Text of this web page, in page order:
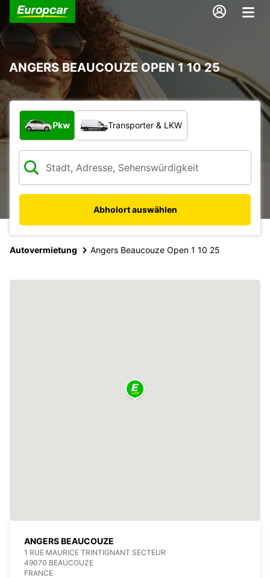
ANGERS BEAUCOUZE OPEN 1 10 25
Welche Art von Fahrzeug?
Pkw Transporter & LKW
Abholort auswählen
Autovermietung Angers Beaucouze Open 1 10 25
ANGERS BEAUCOUZE
1 RUE MAURICE TRINTIGNANT SECTEUR
49070 BEAUCOUZE
FRANCE